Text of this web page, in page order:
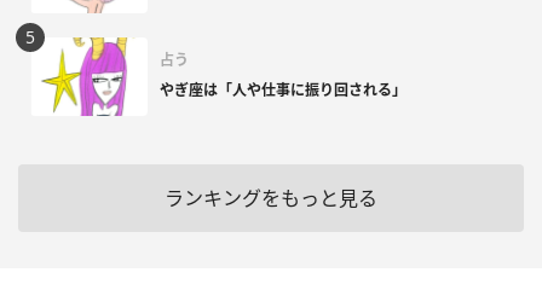
占う
やぎ座は「人や仕事に振り回される」
ランキングをもっと見る